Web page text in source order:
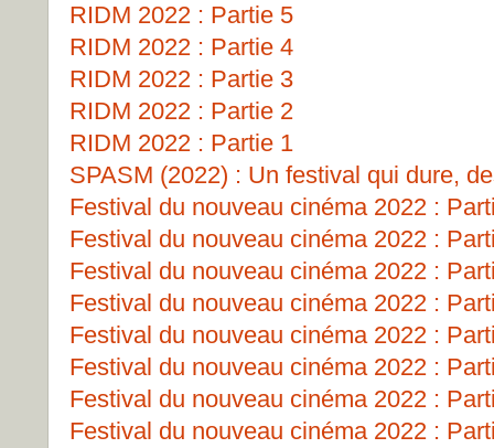
RIDM 2022 : Partie 5
RIDM 2022 : Partie 4
RIDM 2022 : Partie 3
RIDM 2022 : Partie 2
RIDM 2022 : Partie 1
SPASM (2022) : Un festival qui dure,
Festival du nouveau cinéma 2022 :
Festival du nouveau cinéma 2022 :
Festival du nouveau cinéma 2022 :
Festival du nouveau cinéma 2022 :
Festival du nouveau cinéma 2022 :
Festival du nouveau cinéma 2022 :
Festival du nouveau cinéma 2022 :
Festival du nouveau cinéma 2022 :